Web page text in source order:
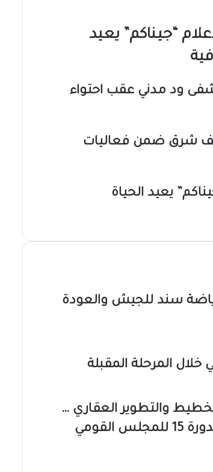
“جيناكم” يعيد
ود مدني عقب احتواء
شرق ضمن فعاليات
يعيد الحياة
سند للجيش والعودة
خلال المرحلة المقبلة
والتطوير العقاري …
وزير التخطيط العمراني بالجزيرة يشارك في فعاليات الدورة 15 للمجلس القومي